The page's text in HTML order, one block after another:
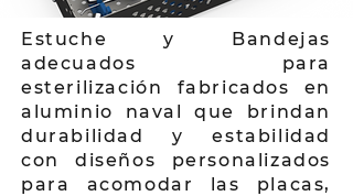
Estuche y Bandejas
adecuados para
esterilización fabricados en
aluminio naval que brindan
durabilidad y estabilidad
con diseños personalizados
para acomodar las placas,